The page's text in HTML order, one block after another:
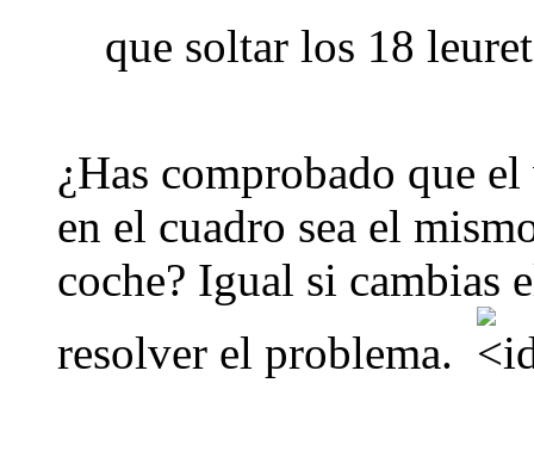
que soltar los 18
¿Has comprobado que
en el cuadro sea el
coche? Igual si cambias
resolver el problema.